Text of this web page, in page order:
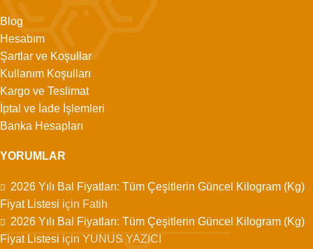
Blog
Hesabım
Şartlar ve Koşullar
Kullanım Koşulları
Kargo ve Teslimat
İptal ve İade İşlemleri
Banka Hesapları
YORUMLAR
2026 Yılı Bal Fiyatları: Tüm Çeşitlerin Güncel Kilogram (Kg)
Fiyat Listesi için Fatih
2026 Yılı Bal Fiyatları: Tüm Çeşitlerin Güncel Kilogram (Kg)
Fiyat Listesi için YUNUS YAZICI